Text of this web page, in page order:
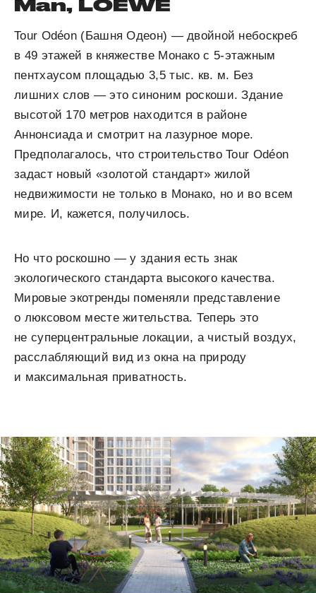
Man, LOEWE
Tour Odéon (Башня Одеон) — двойной небоскреб
в 49 этажей в княжестве Монако с 5-этажным
пентхаусом площадью 3,5 тыс. кв. м. Без
лишних слов — это синоним роскоши. Здание
высотой 170 метров находится в районе
Аннонсиада и смотрит на лазурное море.
Предполагалось, что строительство Tour Odéon
задаст новый «золотой стандарт» жилой
недвижимости не только в Монако, но и во всем
мире. И, кажется, получилось.
Но что роскошно — у здания есть знак
экологического стандарта высокого качества.
Мировые экотренды поменяли представление
о люксовом месте жительства. Теперь это
не суперцентральные локации, а чистый воздух,
расслабляющий вид из окна на природу
и максимальная приватность.